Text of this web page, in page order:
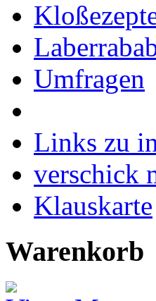
Umfragen
Links zu
verschick
Klauskarte
Warenkorb